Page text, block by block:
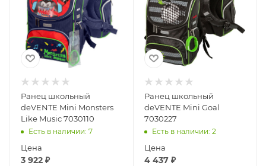
Ранец школьный
deVENTE Mini Monsters
Like Music 7030110
Есть в наличии: 7
Цена
3 922 ₽
Ранец школьный
deVENTE Mini Goal
7030227
Есть в наличии: 2
Цена
4 437₽